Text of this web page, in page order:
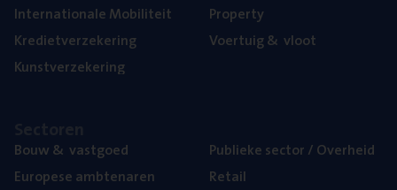
Inter­na­ti­o­na­le Mobiliteit
Kre­diet­ver­ze­ke­ring
Kunst­ver­ze­ke­ring
Pro­per­ty
Voer­tuig& vloot
Bouw& vastgoed
Euro­pe­se ambtenaren
Publie­ke sec­tor / Overheid
Retail